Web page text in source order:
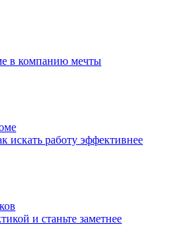
в компанию мечты
искать работу эффективнее
и станьте заметнее